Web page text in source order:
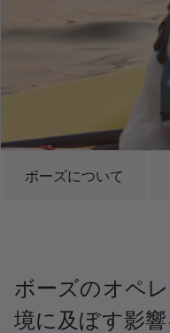
ボーズについて
ボーズのオペ
境に及ぼす影